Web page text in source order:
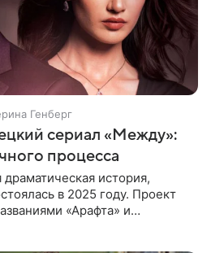
Генберг
сериал «Между»:
процесса
история,
в 2025 году. Проект
«Арафта» и